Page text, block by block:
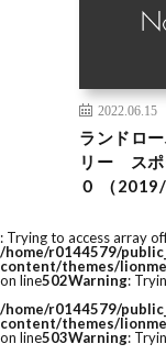
2022.06.15
ランドロ
リー ス
０ （2019/
: Trying to access array
/home/r0144579/
content/themes/
on line502Warning:
/home/r0144579/
content/themes/
on line503Warning: